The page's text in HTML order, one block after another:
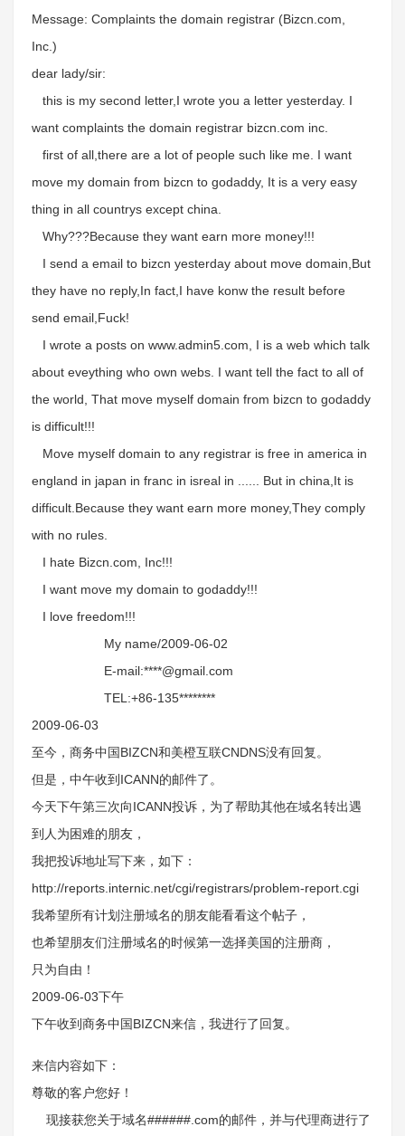
Message: Complaints the domain registrar (Bizcn.com,
Inc.)
dear lady/sir:
this is my second letter,I wrote you a letter yesterday. I
want complaints the domain registrar bizcn.com inc.
first of all,there are a lot of people such like me. I want
move my domain from bizcn to godaddy, It is a very easy
thing in all countrys except china.
Why???Because they want earn more money!!!
I send a email to bizcn yesterday about move domain,But
they have no reply,In fact,I have konw the result before
send email,Fuck!
I wrote a posts on www.admin5.com, I is a web which talk
about eveything who own webs. I want tell the fact to all of
the world, That move myself domain from bizcn to godaddy
is difficult!!!
Move myself domain to any registrar is free in america in
england in japan in franc in isreal in ...... But in china,It is
difficult.Because they want earn more money,They comply
with no rules.
I hate Bizcn.com, Inc!!!
I want move my domain to godaddy!!!
I love freedom!!!
My name/2009-06-02
E-mail:****@gmail.com
TEL:+86-135********
2009-06-03
至今，商务中国BIZCN和美橙互联CNDNS没有回复。
但是，中午收到ICANN的邮件了。
今天下午第三次向ICANN投诉，为了帮助其他在域名转出遇
到人为困难的朋友，
我把投诉地址写下来，如下：
http://reports.internic.net/cgi/registrars/problem-report.cgi
我希望所有计划注册域名的朋友能看看这个帖子，
也希望朋友们注册域名的时候第一选择美国的注册商，
只为自由！
2009-06-03下午
下午收到商务中国BIZCN来信，我进行了回复。
来信内容如下：
尊敬的客户您好！
现接获您关于域名######.com的邮件，并与代理商进行了